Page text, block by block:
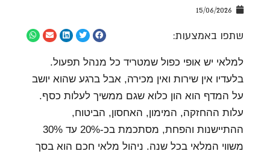
15/06/2026
שתפו באמצעות:
למלאי יש אופי כפול שמטריד כל מנהל תפעול.
בלעדיו אין שירות ואין מכירה, אבל ברגע שהוא יושב
על המדף הוא הון כלוא שגם ממשיך לעלות כסף.
עלות ההחזקה, המימון, האחסון, הביטוח,
ההתיישנות והפחת, מסתכמת בכ-20% עד 30%
משווי המלאי בכל שנה. ניהול מלאי חכם הוא בסך